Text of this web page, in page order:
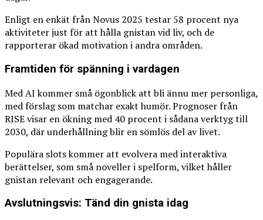
Enligt en enkät från Novus 2025 testar 58 procent nya
aktiviteter just för att hålla gnistan vid liv, och de
rapporterar ökad motivation i andra områden.
Framtiden för spänning i vardagen
Med AI kommer små ögonblick att bli ännu mer personliga,
med förslag som matchar exakt humör. Prognoser från
RISE visar en ökning med 40 procent i sådana verktyg till
2030, där underhållning blir en sömlös del av livet.
Populära slots kommer att evolvera med interaktiva
berättelser, som små noveller i spelform, vilket håller
gnistan relevant och engagerande.
Avslutningsvis: Tänd din gnista idag